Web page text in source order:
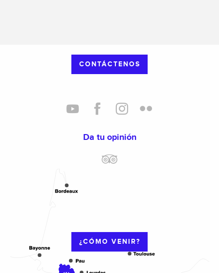
CONTÁCTENOS
Da tu opinión
¿CÓMO VENIR?